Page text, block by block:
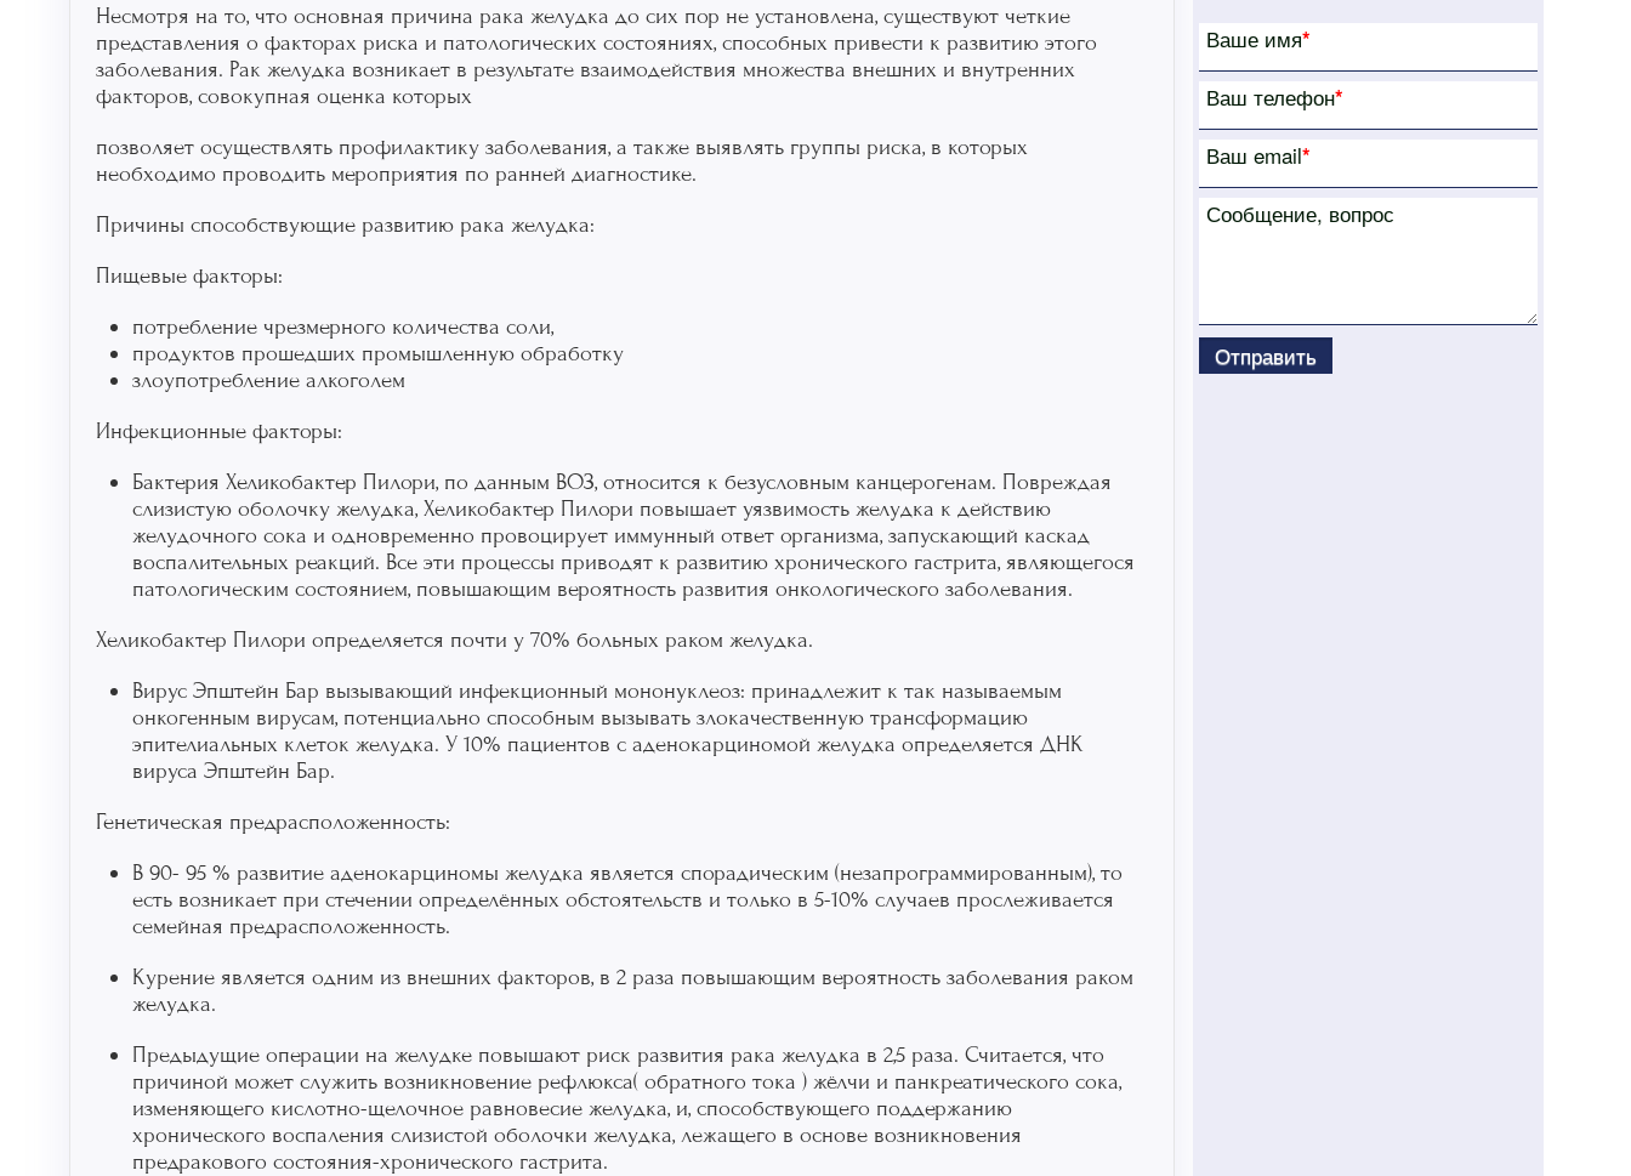
Несмотря на то, что основная причина рака желудка до сих пор не установлена, существуют четкие
представления о факторах риска и патологических состояниях, способных привести к развитию этого
заболевания. Рак желудка возникает в результате взаимодействия множества внешних и внутренних
факторов, совокупная оценка которых
позволяет осуществлять профилактику заболевания, а также выявлять группы риска, в которых
необходимо проводить мероприятия по ранней диагностике.
Причины способствующие развитию рака желудка:
Пищевые факторы:
потребление чрезмерного количества соли,
продуктов прошедших промышленную обработку
злоупотребление алкоголем
Инфекционные факторы:
Бактерия Хеликобактер Пилори, по данным ВОЗ, относится к безусловным канцерогенам. Повреждая
слизистую оболочку желудка, Хеликобактер Пилори повышает уязвимость желудка к действию
желудочного сока и одновременно провоцирует иммунный ответ организма, запускающий каскад
воспалительных реакций. Все эти процессы приводят к развитию хронического гастрита, являющегося
патологическим состоянием, повышающим вероятность развития онкологического заболевания.
Хеликобактер Пилори определяется почти у 70% больных раком желудка.
Вирус Эпштейн Бар вызывающий инфекционный мононуклеоз: принадлежит к так называемым
онкогенным вирусам, потенциально способным вызывать злокачественную трансформацию
эпителиальных клеток желудка. У 10% пациентов с аденокарциномой желудка определяется ДНК
вируса Эпштейн Бар.
Генетическая предрасположенность:
В 90- 95 % развитие аденокарциномы желудка является спорадическим (незапрограммированным), то
есть возникает при стечении определённых обстоятельств и только в 5-10% случаев прослеживается
семейная предрасположенность.
Курение является одним из внешних факторов, в 2 раза повышающим вероятность заболевания раком
желудка.
Предыдущие операции на желудке повышают риск развития рака желудка в 2,5 раза. Считается, что
причиной может служить возникновение рефлюкса( обратного тока ) жёлчи и панкреатического сока,
изменяющего кислотно-щелочное равновесие желудка, и, способствующего поддержанию
хронического воспаления слизистой оболочки желудка, лежащего в основе возникновения
предракового состояния-хронического гастрита.
Ваше имя*
Ваш телефон*
Ваш email*
Сообщение, вопрос
Отправить